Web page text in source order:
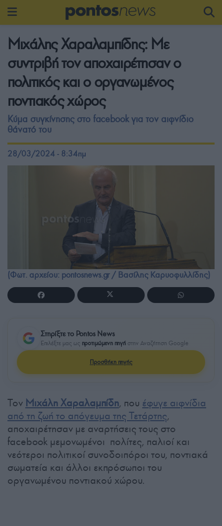
Μιχάλης Χαραλαμπίδης: Με
συντριβή τον αποχαιρέτησαν ο
πολιτικός και ο οργανωμένος
ποντιακός χώρος
Κύμα συγκίνησης στο facebook για τον αιφνίδιο
θάνατό του
28/03/2024 - 8:34πμ
(Φωτ. αρχείου: pontosnews.gr / Βασίλης Καρυοφυλλίδης)
Στηρίξτε το Pontos News
Επιλέξτε μας ως προτιμώμενη πηγή στην Αναζήτηση Google
Προσθήκη πηγής
Τον Μιχάλη Χαραλαμπίδη, που έφυγε αιφνίδια
από τη ζωή το απόγευμα της Τετάρτης,
αποχαιρέτησαν με αναρτήσεις τους στο
facebook μεμονωμένοι πολίτες, παλιοί και
νεότεροι πολιτικοί συνοδοιπόροι του, ποντιακά
σωματεία και άλλοι εκπρόσωποι του
οργανωμένου ποντιακού χώρου.